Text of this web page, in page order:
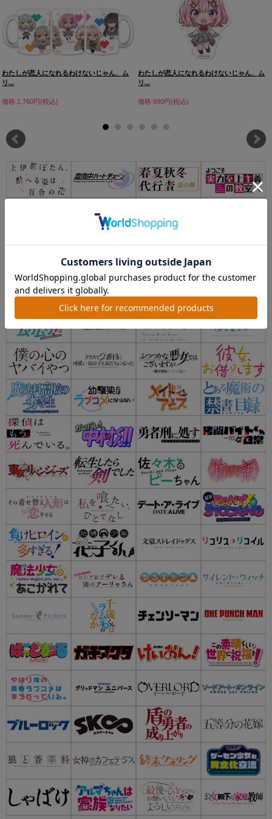
わたしが恋人になれるわけないじゃん、ム
リ...
価格:1,760円(税込)
わたしが恋人になれるわけないじゃん、ム
リ...
価格:990円(税込)